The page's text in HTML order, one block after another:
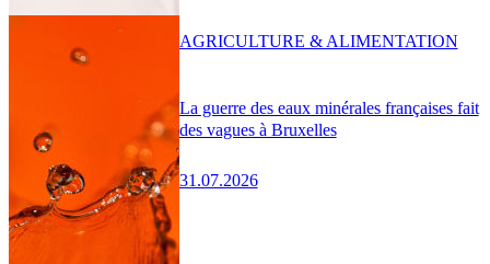
La guerre des eaux minérales françaises fait
des vagues à Bruxelles
31.07.2026
AGRICULTURE & ALIMENTATION